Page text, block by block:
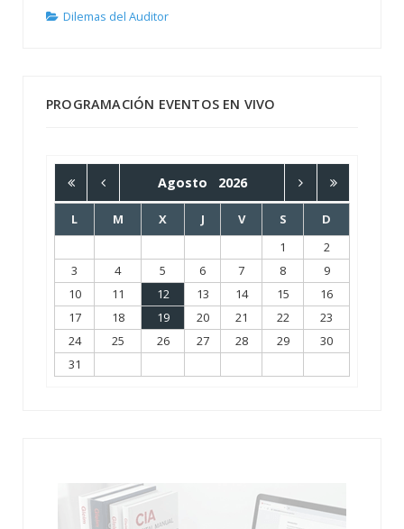
Dilemas del Auditor
PROGRAMACIÓN EVENTOS EN VIVO
Agosto 2026
L M X J V S
D
1
2
3
4 5 6 7 8
9
10
11 12 13 14 15
16
17
18 19 20 21 22
23
24
25 26 27 28 29
30
31